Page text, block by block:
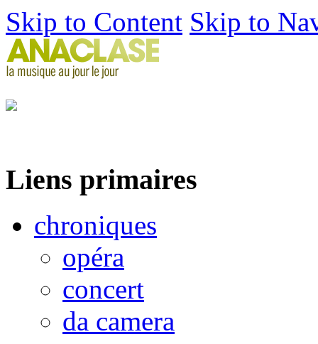
Skip to Content Skip to
Liens primaires
chroniques
opéra
concert
da camera